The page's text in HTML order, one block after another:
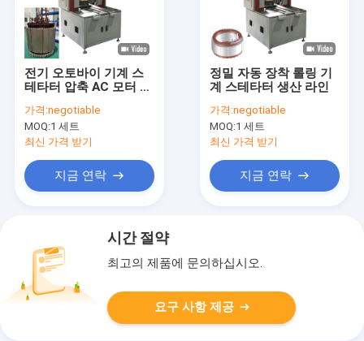
전기 오토바이 기계 스
테타터 압축 AC 모터 와
가격:negotiable
MOQ:1 세트
최신 가격 받기
지금 연락
정밀 자동 장착 롤링 기
계 스테타터 생산 라인
가격:negotiable
MOQ:1 세트
최신 가격 받기
지금 연락
시간 절약
최고의 제품에 문의하십시오.
요구 사항 제공